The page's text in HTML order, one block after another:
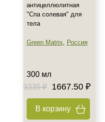
Тип кожи
Восстановление
Назначение против
Целлюлит
антицеллюлитная
"Спа солевая" для
тела
Green Matrix, Россия
300 мл
3335 ₽
1667.50 ₽
В корзину